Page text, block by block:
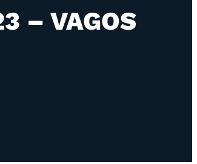
– VAGOS